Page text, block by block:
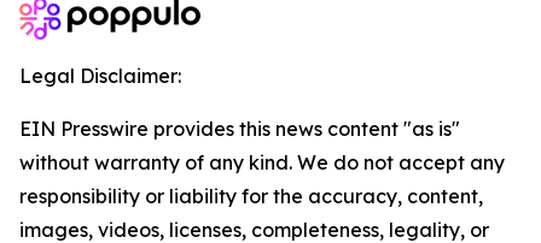
Legal Disclaimer:
EIN Presswire provides this news content "as is"
without warranty of any kind. We do not accept any
responsibility or liability for the accuracy, content,
images, videos, licenses, completeness, legality, or